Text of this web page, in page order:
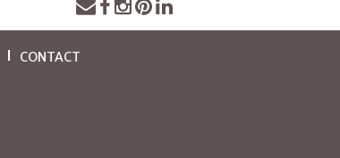
CONTACT